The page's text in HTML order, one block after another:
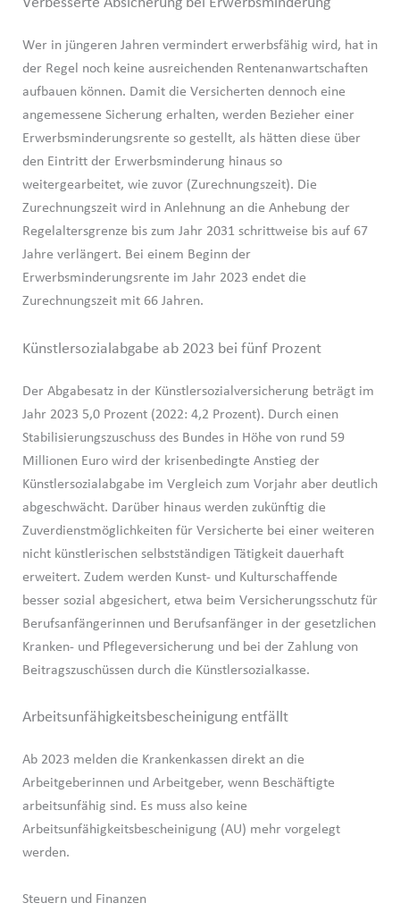
Wer in jüngeren Jahren vermindert erwerbsfähig wird, hat in
der Regel noch keine ausreichenden Rentenanwartschaften
aufbauen können. Damit die Versicherten dennoch eine
angemessene Sicherung erhalten, werden Bezieher einer
Erwerbsminderungsrente so gestellt, als hätten diese über
den Eintritt der Erwerbsminderung hinaus so
weitergearbeitet, wie zuvor (Zurechnungszeit). Die
Zurechnungszeit wird in Anlehnung an die Anhebung der
Regelaltersgrenze bis zum Jahr 2031 schrittweise bis auf 67
Jahre verlängert. Bei einem Beginn der
Erwerbsminderungsrente im Jahr 2023 endet die
Zurechnungszeit mit 66 Jahren.
Künstlersozialabgabe ab 2023 bei fünf Prozent
Der Abgabesatz in der Künstlersozialversicherung beträgt im
Jahr 2023 5,0 Prozent (2022: 4,2 Prozent). Durch einen
Stabilisierungszuschuss des Bundes in Höhe von rund 59
Millionen Euro wird der krisenbedingte Anstieg der
Künstlersozialabgabe im Vergleich zum Vorjahr aber deutlich
abgeschwächt. Darüber hinaus werden zukünftig die
Zuverdienstmöglichkeiten für Versicherte bei einer weiteren
nicht künstlerischen selbstständigen Tätigkeit dauerhaft
erweitert. Zudem werden Kunst- und Kulturschaffende
besser sozial abgesichert, etwa beim Versicherungsschutz für
Berufsanfängerinnen und Berufsanfänger in der gesetzlichen
Kranken- und Pflegeversicherung und bei der Zahlung von
Beitragszuschüssen durch die Künstlersozialkasse.
Arbeitsunfähigkeitsbescheinigung entfällt
Ab 2023 melden die Krankenkassen direkt an die
Arbeitgeberinnen und Arbeitgeber, wenn Beschäftigte
arbeitsunfähig sind. Es muss also keine
Arbeitsunfähigkeitsbescheinigung (AU) mehr vorgelegt
werden.
Steuern und Finanzen